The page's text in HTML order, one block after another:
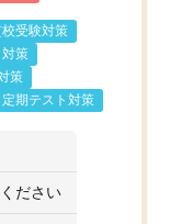
受験対策
策
策
定期テスト対策
ださい